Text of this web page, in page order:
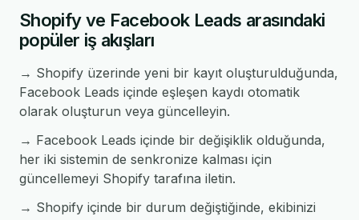
Shopify ve Facebook Leads arasındaki
popüler iş akışları
→ Shopify üzerinde yeni bir kayıt oluşturulduğunda,
Facebook Leads içinde eşleşen kaydı otomatik
olarak oluşturun veya güncelleyin.
→ Facebook Leads içinde bir değişiklik olduğunda,
her iki sistemin de senkronize kalması için
güncellemeyi Shopify tarafına iletin.
→ Shopify içinde bir durum değiştiğinde, ekibinizi